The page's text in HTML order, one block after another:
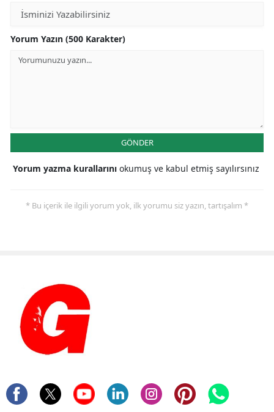
Yorum Yazın (500 Karakter)
GÖNDER
Yorum yazma kurallarını okumuş ve kabul etmiş sayılırsınız
* Bu içerik ile ilgili yorum yok, ilk yorumu siz yazın, tartışalım *